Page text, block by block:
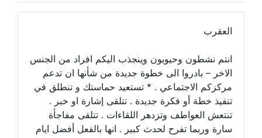
العقرب
انتم نشطون وحيويون وينجذب اليكم افراد من الجنس
الاخر – بادروا الى خطوة جديدة من شأنها ان تدعم
مركزكم الاجتماعي . * تستعيد حماستك و تنطلق في
تنفيذ خطة أو فكرة جديدة . تتلقى إشارة او خبر .
تنتعش العواطف وتزدهر اللقاءات . تتلقى مفاجأة
سارة وربما تفرح لحدث كبير . انها بالفعل أفضل ايام